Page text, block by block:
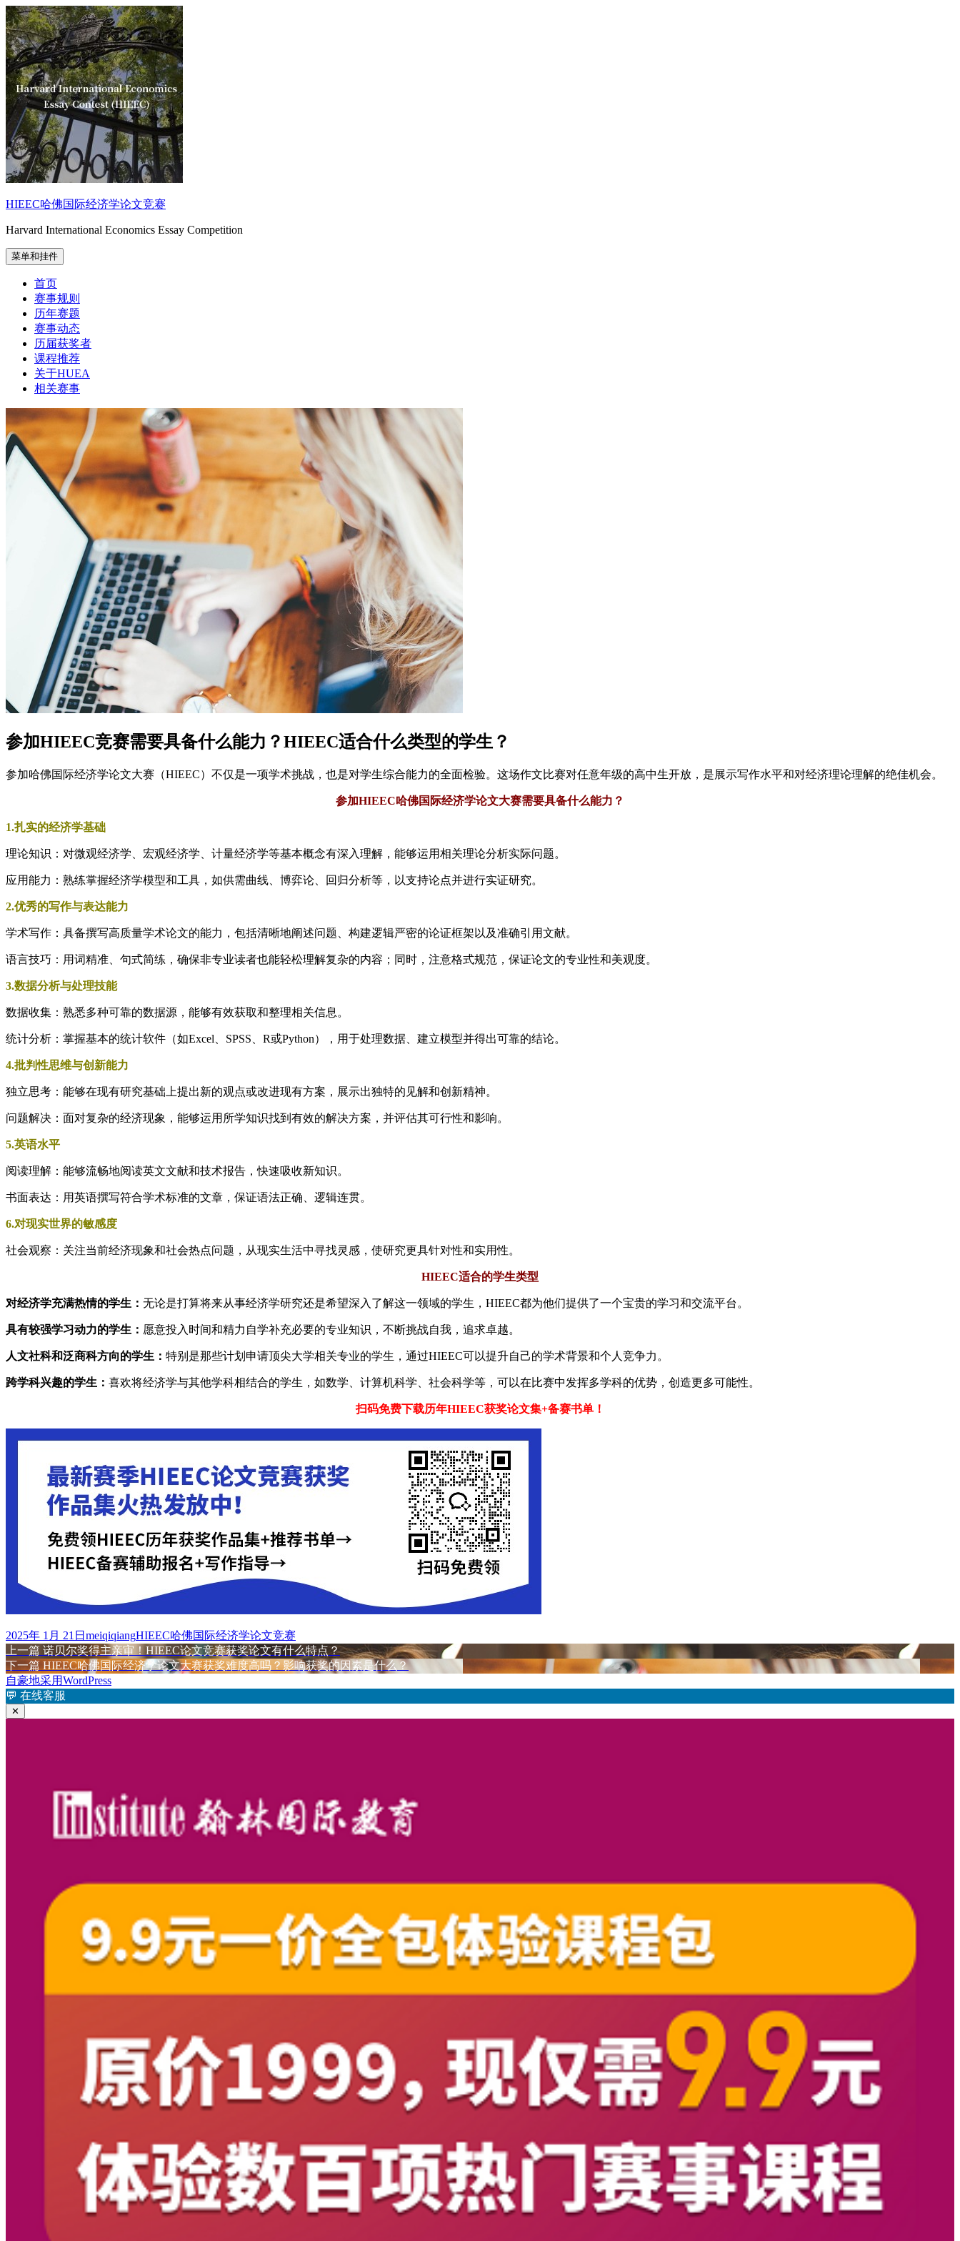
跳
至
内
容
HIEEC哈佛国际经济学论文竞赛
Harvard International Economics Essay Competition
菜单和挂件
首页
赛事规则
历年赛题
赛事动态
历届获奖者
课程推荐
关于HUEA
相关赛事
参加HIEEC竞赛需要具备什么能力？HIEEC适合什么类型的学生？
参加哈佛国际经济学论文大赛（HIEEC）不仅是一项学术挑战，也是对学生综合能力的全面检验。这场作文比赛对任意年级的高中生开放，是展示写作水平和对经济理论理解的绝佳机会。
参加HIEEC哈佛国际经济学论文大赛需要具备什么能力？
1.扎实的经济学基础
理论知识：对微观经济学、宏观经济学、计量经济学等基本概念有深入理解，能够运用相关理论分析实际问题。
应用能力：熟练掌握经济学模型和工具，如供需曲线、博弈论、回归分析等，以支持论点并进行实证研究。
2.优秀的写作与表达能力
学术写作：具备撰写高质量学术论文的能力，包括清晰地阐述问题、构建逻辑严密的论证框架以及准确引用文献。
语言技巧：用词精准、句式简练，确保非专业读者也能轻松理解复杂的内容；同时，注意格式规范，保证论文的专业性和美观度。
3.数据分析与处理技能
数据收集：熟悉多种可靠的数据源，能够有效获取和整理相关信息。
统计分析：掌握基本的统计软件（如Excel、SPSS、R或Python），用于处理数据、建立模型并得出可靠的结论。
4.批判性思维与创新能力
独立思考：能够在现有研究基础上提出新的观点或改进现有方案，展示出独特的见解和创新精神。
问题解决：面对复杂的经济现象，能够运用所学知识找到有效的解决方案，并评估其可行性和影响。
5.英语水平
阅读理解：能够流畅地阅读英文文献和技术报告，快速吸收新知识。
书面表达：用英语撰写符合学术标准的文章，保证语法正确、逻辑连贯。
6.对现实世界的敏感度
社会观察：关注当前经济现象和社会热点问题，从现实生活中寻找灵感，使研究更具针对性和实用性。
HIEEC适合的学生类型
对经济学充满热情的学生： 无论是打算将来从事经济学研究还是希望深入了解这一领域的学生，HIEEC都为他们提供了一个宝贵的学习和交流平台。
具有较强学习动力的学生： 愿意投入时间和精力自学补充必要的专业知识，不断挑战自我，追求卓越。
人文社科和泛商科方向的学生： 特别是那些计划申请顶尖大学相关专业的学生，通过HIEEC可以提升自己的学术背景和个人竞争力。
跨学科兴趣的学生： 喜欢将经济学与其他学科相结合的学生，如数学、计算机科学、社会科学等，可以在比赛中发挥多学科的优势，创造更多可能性。
扫码免费下载历年HIEEC获奖论文集+备赛书单！
发
布
于
2025年 1月 21日 作
者
meiqiqiang标
签
HIEEC哈佛国际经济学论文竞赛
文
章
导
航
上一篇 上
篇
文
章：
诺贝尔奖得主亲审！HIEEC论文竞赛获奖论文有什么特点？
下一篇 下
篇
文
HIEEC哈佛国际经济学论文大赛获奖难度高吗？影响获奖的因素是什么？
自豪地采用WordPress
💬 在线客服
✕